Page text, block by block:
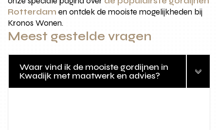
Rotterdam en ontdek de mooiste mogelijkheden bij
Kronos Wonen.
Meest gestelde vragen
Waar vind ik de mooiste gordijnen in
Kwadijk met maatwerk en advies?